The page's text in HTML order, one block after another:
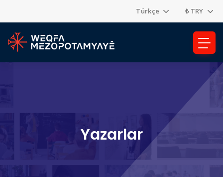
Türkçe ₺ TRY
Yazarlar